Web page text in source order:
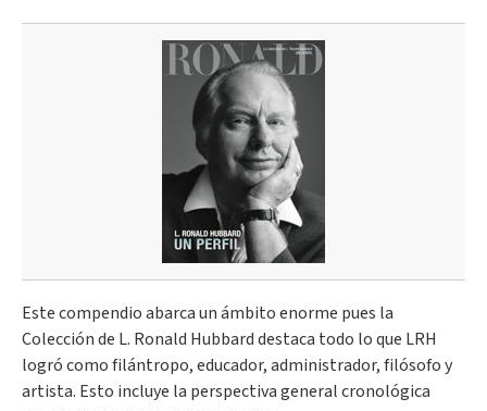
Este compendio abarca un ámbito enorme pues la
Colección de L. Ronald Hubbard destaca todo lo que LRH
logró como filántropo, educador, administrador, filósofo y
artista. Esto incluye la perspectiva general cronológica